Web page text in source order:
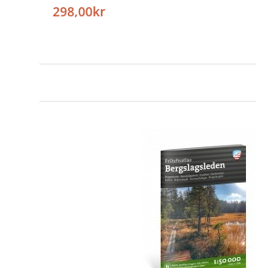
298,00kr